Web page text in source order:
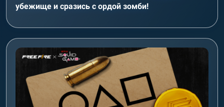
убежище и сразись с ордой зомби!